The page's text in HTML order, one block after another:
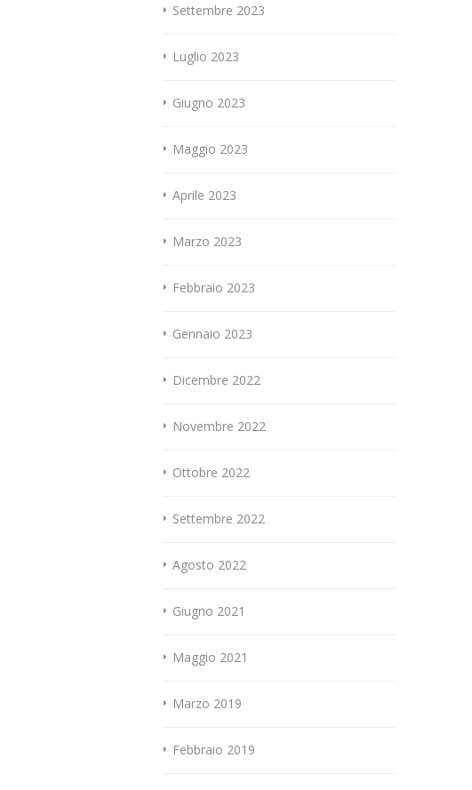
Settembre 2023
Luglio 2023
Giugno 2023
Maggio 2023
Aprile 2023
Marzo 2023
Febbraio 2023
Gennaio 2023
Dicembre 2022
Novembre 2022
Ottobre 2022
Settembre 2022
Agosto 2022
Giugno 2021
Maggio 2021
Marzo 2019
Febbraio 2019